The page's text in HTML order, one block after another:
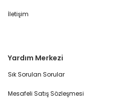
İletişim
Yardım Merkezi
Sık Sorulan Sorular
Mesafeli Satış Sözleşmesi